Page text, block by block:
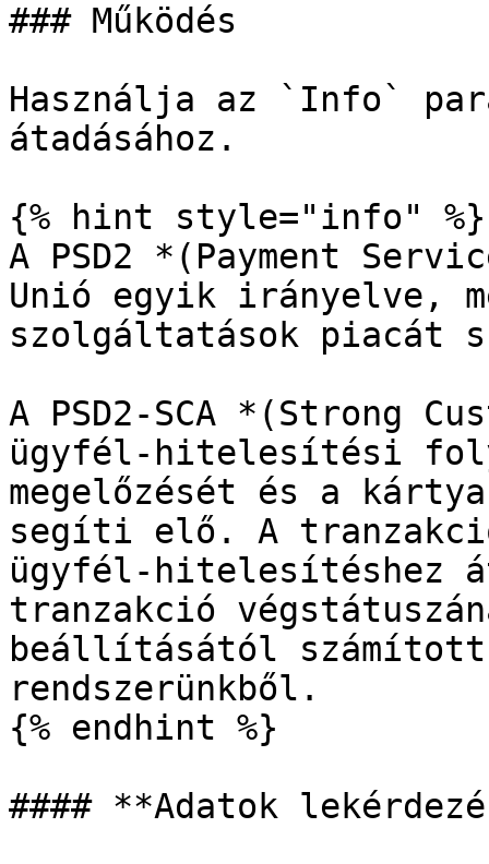
### Működés
Használja az `Info`
átadásához.
{% hint style="info" %}
A PSD2 *(Payment
Unió egyik irányelve,
szolgáltatások piacát
A PSD2-SCA *(Strong
ügyfél-hitelesítési
megelőzését és a
segíti elő. A
ügyfél-hitelesítéshez
tranzakció
beállításától
rendszerünkből.
{% endhint %}
#### **Adatok